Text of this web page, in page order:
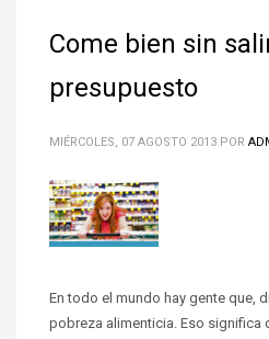
Come bien sin
presupuesto
MIÉRCOLES, 07 AGOSTO 2013 POR
En todo el mundo hay gente que,
pobreza alimenticia. Eso significa